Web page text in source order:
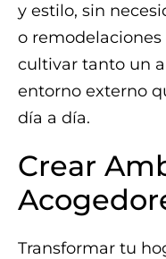
y estilo, sin
o
cultivar tanto un
entorno externo
día a día.
Crear
Transformar tu